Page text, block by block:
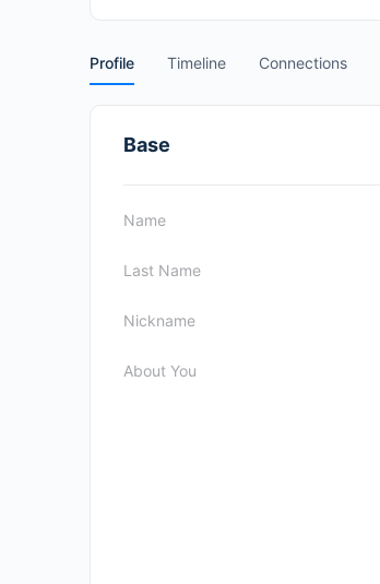
Profile Timeline Connections
Base
Name
Last Name
Nickname
About You